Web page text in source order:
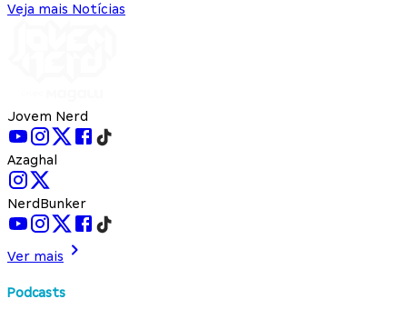
Veja mais Notícias
Jovem Nerd
Azaghal
NerdBunker
Ver mais
Podcasts